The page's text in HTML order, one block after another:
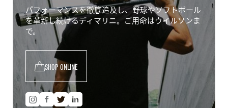
パフォーマンスを徹底追及し、野球やソフトボール
を革新し続けるディマリニ。ご用命はウイルソンま
で。
SHOP ONLINE